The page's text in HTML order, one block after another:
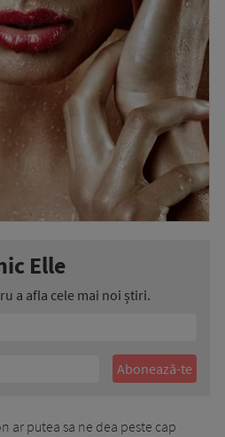
Elle
a afla cele mai noi știri.
ar putea sa ne dea peste cap